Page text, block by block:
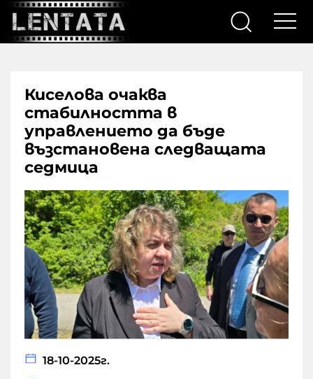
Киселова очаква
стабилността в
управлението да бъде
възстановена следващата
седмица
18-10-2025г.